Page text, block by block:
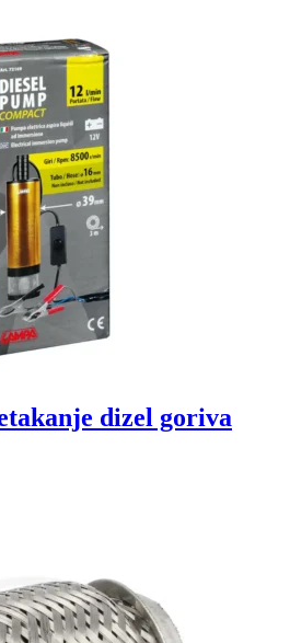
dizel goriva